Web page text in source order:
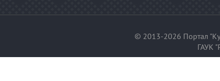
© 2013-2026 Портал
ГАУК